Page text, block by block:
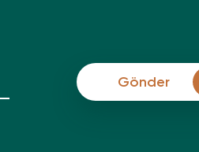
Gönder